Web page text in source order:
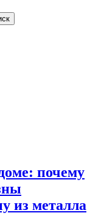
почему
из металла